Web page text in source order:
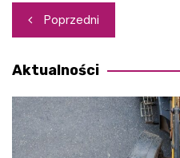
Nawigacja
wpisu
Poprzedni
Aktualności